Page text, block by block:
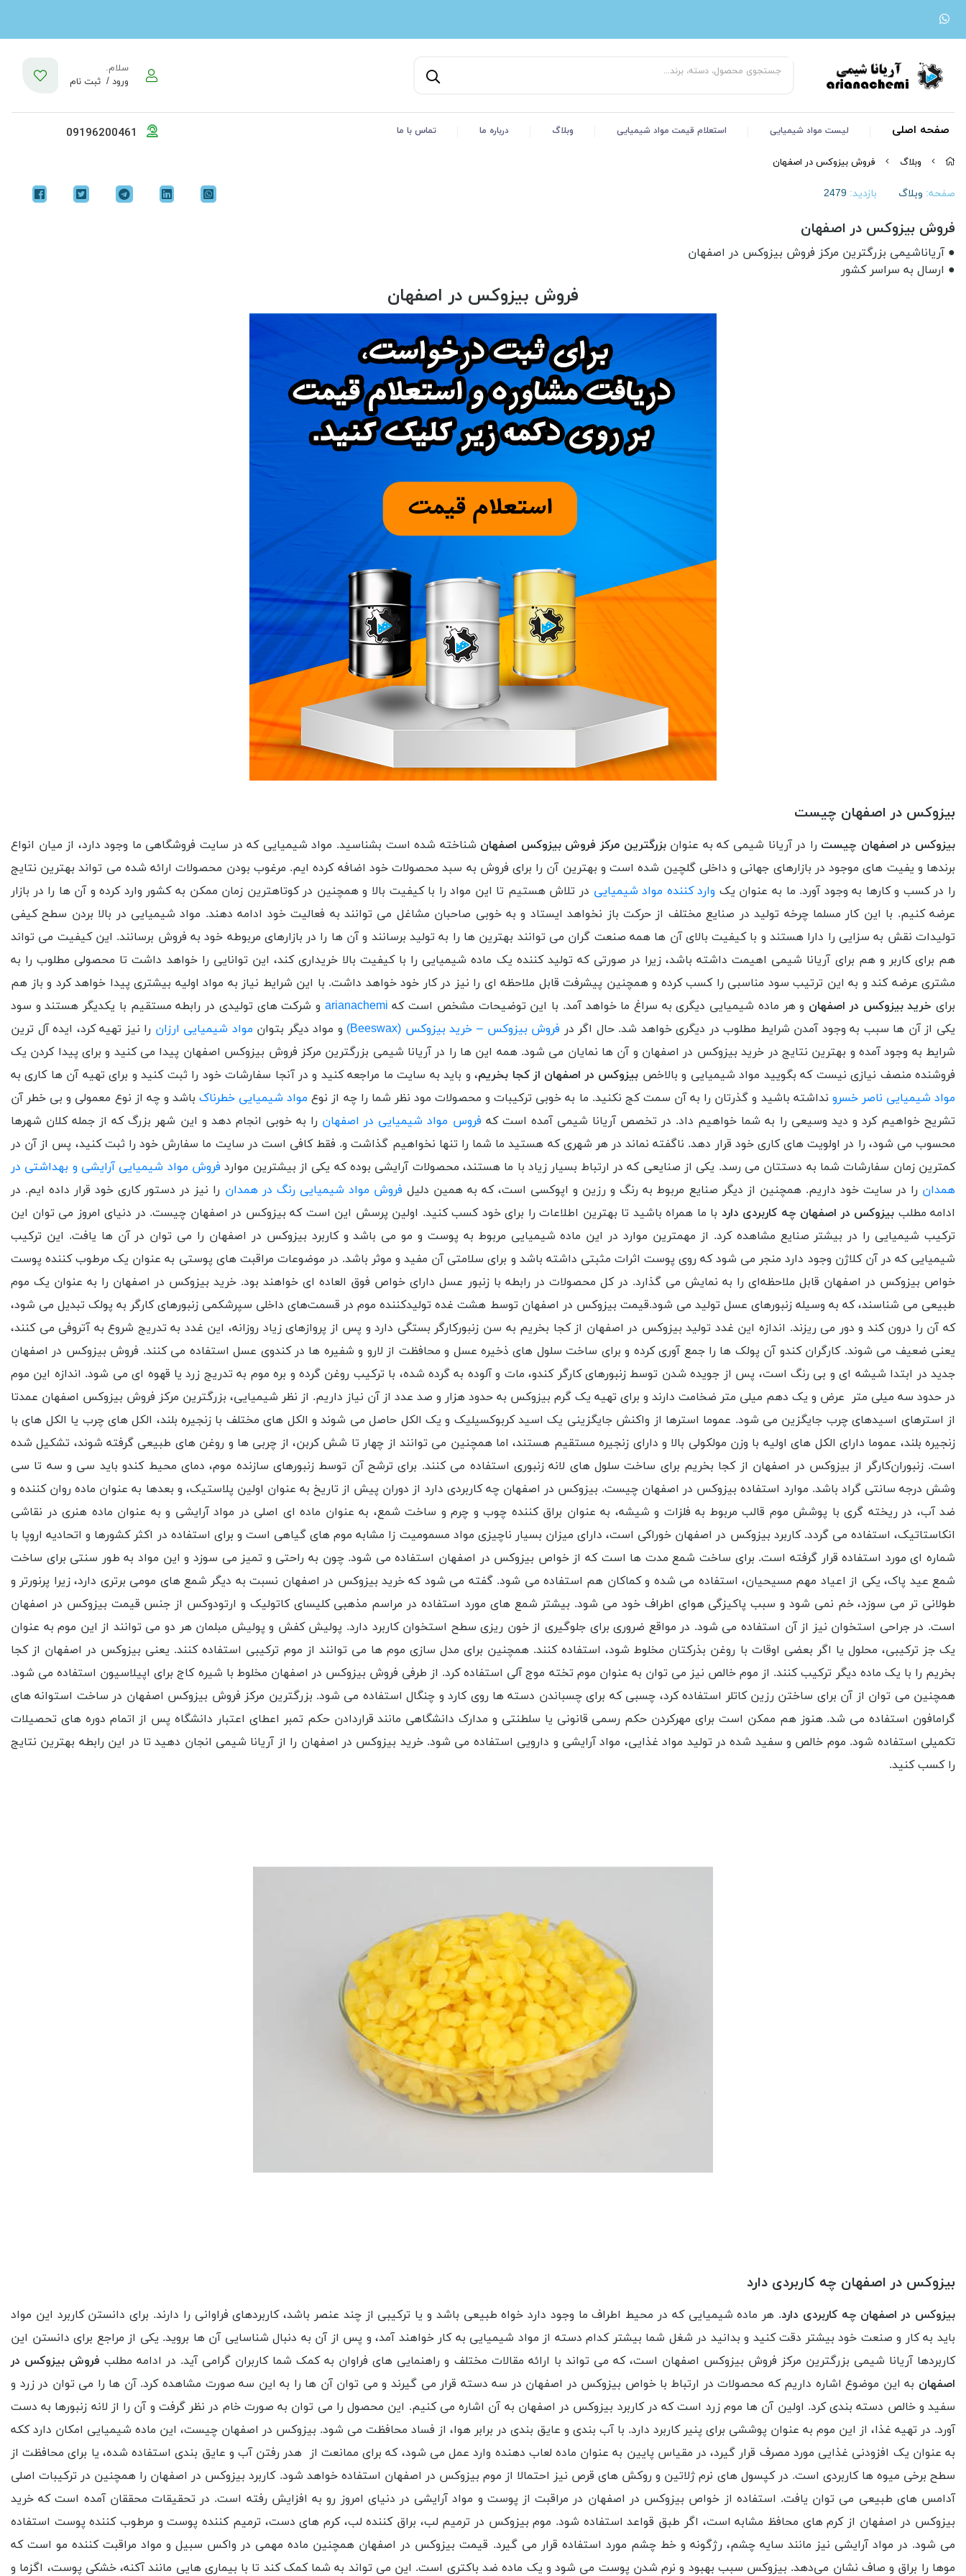
سلام.
ورود / ثبت نام
صفحه اصلی لیست مواد شیمیایی استعلام قیمت مواد شیمیایی وبلاگ درباره ما تماس با ما
وبلاگ فروش بیزوکس در اصفهان
صفحه: وبلاگ بازدید: 2479
فروش بیزوکس در اصفهان
● آریاناشیمی بزرگترین مرکز فروش بیزوکس در اصفهان
● ارسال به سراسر کشور
فروش بیزوکس در اصفهان
بیزوکس در اصفهان چیست
بیزوکس در اصفهان چیست را در آریانا شیمی که به عنوانبزرگترین مرکز فروش بیزوکس اصفهان شناخته شده است بشناسید. مواد شیمیایی که در سایت فروشگاهی ما وجود دارد، از میان انواع
برندها و یفیت های موجود در بازارهای جهانی و داخلی گلچین شده است و بهترین آن را برای فروش به سبد محصولات خود اضافه کرده ایم. مرغوب بودن محصولات ارائه شده می تواند بهترین نتایج
را در کسب و کارها به وجود آورد. ما به عنوان یک وارد کننده مواد شیمیایی در تلاش هستیم تا این مواد را با کیفیت بالا و همچنین در کوتاهترین زمان ممکن به کشور وارد کرده و آن ها را در بازار
عرضه کنیم. با این کار مسلما چرخه تولید در صنایع مختلف از حرکت باز نخواهد ایستاد و به خوبی صاحبان مشاغل می توانند به فعالیت خود ادامه دهند. مواد شیمیایی در بالا بردن سطح کیفی
تولیدات نقش به سزایی را دارا هستند و با کیفیت بالای آن ها همه صنعت گران می توانند بهترین ها را به تولید برسانند و آن ها را در بازارهای مربوطه خود به فروش برسانند. این کیفیت می تواند
هم برای کاربر و هم برای آریانا شیمی اهیمت داشته باشد، زیرا در صورتی که تولید کننده یک ماده شیمیایی را با کیفیت بالا خریداری کند، این توانایی را خواهد داشت تا محصولی مطلوب را به
مشتری عرضه کند و به این ترتیب سود مناسبی را کسب کرده و همچنین پیشرفت قابل ملاحظه ای را نیز در کار خود خواهد داشت. با این شرایط نیاز به مواد اولیه بیشتری پیدا خواهد کرد و باز هم
برایخرید بیزوکس در اصفهان و هر ماده شیمیایی دیگری به سراغ ما خواهد آمد. با این توضیحات مشخص است که arianachemi و شرکت های تولیدی در رابطه مستقیم با یکدیگر هستند و سود
یکی از آن ها سبب به وجود آمدن شرایط مطلوب در دیگری خواهد شد. حال اگر در فروش بیزوکس – خرید بیزوکس (Beeswax) و مواد دیگر بتوان مواد شیمیایی ارزان را نیز تهیه کرد، ایده آل ترین
شرایط به وجود آمده و بهترین نتایج در خرید بیزوکس در اصفهان و آن ها نمایان می شود. همه این ها را در آریانا شیمی بزرگترین مرکز فروش بیزوکس اصفهان پیدا می کنید و برای پیدا کردن یک
فروشنده منصف نیازی نیست که بگویید مواد شیمیایی و بالاخص بیزوکس در اصفهان از کجا بخریم، و باید به سایت ما مراجعه کنید و در آنجا سفارشات خود را ثبت کنید و برای تهیه آن ها کاری به
مواد شیمیایی ناصر خسرو نداشته باشید و گذرتان را به آن سمت کج نکنید. ما به خوبی ترکیبات و محصولات مود نظر شما را چه از نوع مواد شیمیایی خطرناکباشد و چه از نوع معمولی و بی خطر آن
تشریح خواهیم کرد و دید وسیعی را به شما خواهیم داد. در تخصص آریانا شیمی آمده است که فروس مواد شیمیایی در اصفهان را به خوبی انجام دهد و این شهر بزرگ که از جمله کلان شهرها
محسوب می شود، را در اولویت های کاری خود قرار دهد. ناگفته نماند در هر شهری که هستید ما شما را تنها نخواهیم گذاشت و. فقط کافی است در سایت ما سفارش خود را ثبت کنید، پس از آن در
کمترین زمان سفارشات شما به دستتان می رسد. یکی از صنایعی که در ارتباط بسیار زیاد با ما هستند، محصولات آرایشی بوده که یکی از بیشترین موارد فروش مواد شیمیایی آرایشی و بهداشتی در
همدان را در سایت خود داریم. همچنین از دیگر صنایع مربوط به رنگ و رزین و اپوکسی است، که به همین دلیل فروش مواد شیمیایی رنگ در همدان را نیز در دستور کاری خود قرار داده ایم. در
ادامه مطلب بیزوکس در اصفهان چه کاربردی دارد با ما همراه باشید تا بهترین اطلاعات را برای خود کسب کنید. اولین پرسش این است که بیزوکس در اصفهان چیست. در دنیای امروز می توان این
ترکیب شیمیایی را در بیشتر صنایع مشاهده کرد. از مهمترین موارد در این ماده شیمیایی مربوط به پوست و مو می باشد و کاربرد بیزوکس در اصفهان را می توان در آن ها یافت. این ترکیب
شیمیایی که در آن کلاژن وجود دارد منجر می شود که روی پوست اثرات مثبتی داشته باشد و برای سلامتی آن مفید و موثر باشد. در موضوعات مراقبت ‌های پوستی به عنوان یک مرطوب کننده پوست
خواص بیزوکس در اصفهان قابل ملاحظه‌ای را به نمایش می گذارد. در کل محصولات در رابطه با زنبور عسل دارای خواص فوق ‌العاده ای خواهند بود. خرید بیزوکس در اصفهان را به عنوان یک موم
طبیعی می شناسند، که به وسیله زنبورهای‌ عسل تولید می ‌شود.قیمت بیزوکس در اصفهان توسط هشت غده تولیدکننده موم در قسمت‌های داخلی سپرشکمی زنبورهای کارگر به پولک تبدیل می‌ شود،
که آن را درون کند و دور می ‌ریزند. اندازه این غدد تولید بیزوکس در اصفهان از کجا بخریم به سن زنبورکارگر بستگی دارد و پس از پروازهای زیاد روزانه، این غدد به تدریج شروع به آتروفی می ‌کنند،
یعنی ضعیف می ‌شوند. کارگران کندو آن پولک ‌ها را جمع‌ آوری کرده و برای ساخت سلول ‌های ذخیره عسل و محافظت از لارو و شفیره‌ ها در کندوی عسل استفاده می ‌کنند. فروش بیزوکس در اصفهان
جدید در ابتدا شیشه ‌ای و بی ‌رنگ است، پس از جویده شدن توسط زنبورهای کارگر کندو، مات و آلوده به گرده شده، با ترکیب روغن گرده و بره‌ موم به تدریج زرد یا قهوه‌ ای می ‌شود. اندازه این موم
در حدود سه میلی ‌متر عرض و یک دهم میلی ‌متر ضخامت دارند و برای تهیه یک گرم بیزوکس به حدود هزار و صد عدد از آن نیاز داریم. از نظر شیمیایی، بزرگترین مرکز فروش بیزوکس اصفهان عمدتا
از استرهای اسیدهای چرب جایگزین می ‌شود. عموما استرها از واکنش جایگزینی یک اسید کربوکسیلیک و یک الکل حاصل می‌ شوند و الکل‌ های مختلف با زنجیره بلند، الکل ‌های چرب یا الکل‌ های با
زنجیره بلند، عموما دارای الکل‌ های اولیه با وزن مولکولی بالا و دارای زنجیره مستقیم هستند، اما همچنین می ‌توانند از چهار تا شش کربن، از چربی‌ ها و روغن‌ های طبیعی گرفته شوند، تشکیل شده
است. زنبوران‌کارگر از بیزوکس در اصفهان از کجا بخریم برای ساخت سلول‌ های لانه زنبوری استفاده می ‌کنند. برای ترشح آن توسط زنبورهای سازنده موم، دمای محیط کندو باید سی و سه تا سی
وشش درجه سانتی گراد باشد. موارد استفاده بیزوکس در اصفهان چیست. بیزوکس در اصفهان چه کاربردی دارد از دوران پیش از تاریخ به‌ عنوان اولین پلاستیک، و بعدها به‌ عنوان ماده روان ‌کننده و
ضد آب، در ریخته‌ گری با پوشش موم قالب مربوط به فلزات و شیشه، به‌ عنوان براق ‌کننده چوب و چرم و ساخت شمع، به‌ عنوان ماده ‌ای اصلی در مواد آرایشی و به‌ عنوان ماده هنری در نقاشی
انکاستاتیک، استفاده می ‌گردد. کاربرد بیزوکس در اصفهان خوراکی است، دارای میزان بسیار ناچیزی مواد مسمومیت ‌زا مشابه موم‌ های گیاهی است و برای استفاده در اکثر کشورها و اتحادیه اروپا با
شماره ای مورد استفاده قرار گرفته است. برای ساخت شمع مدت ‌ها است که از خواص بیزوکس در اصفهان استفاده می شود. چون به‌ راحتی و تمیز می ‌سوزد و این مواد به طور سنتی برای ساخت
شمع عید پاک، یکی از اعیاد مهم مسیحیان، استفاده می‌ شده‌ و کماکان هم استفاده می‌ شود. گفته می‌ شود که خرید بیزوکس در اصفهان نسبت به دیگر شمع ‌های مومی برتری دارد، زیرا پرنورتر و
طولانی ‌تر می ‌سوزد، خم نمی ‌شود و سبب پاکیزگی هوای اطراف خود می‌ شود. بیشتر شمع ‌های مورد استفاده در مراسم مذهبی کلیسای کاتولیک و ارتودوکس از جنس قیمت بیزوکس در اصفهان
است. در جراحی استخوان نیز از آن استفاده می شود. در مواقع ضروری برای جلوگیری از خون ‌ریزی سطح استخوان کاربرد دارد. پولیش ‌کفش و پولیش ‌مبلمان هر دو می ‌توانند از این موم به ‌عنوان
یک جز ترکیبی، محلول یا اگر بعضی اوقات با روغن بذرکتان مخلوط شود، استفاده کنند. همچنین برای مدل‌ سازی موم‌ ها می‌ توانند از موم ترکیبی استفاده کنند. یعنی بیزوکس در اصفهان از کجا
بخریم را با یک ماده دیگر ترکیب کنند. از موم خالص نیز می ‌توان به عنوان موم تخته موج آلی استفاده کرد. از طرفی فروش بیزوکس در اصفهان مخلوط با شیره کاج برای اپیلاسیون استفاده می ‌شود.
همچنین می ‌توان از آن برای ساختن رزین کاتلر استفاده کرد، چسبی که برای چسباندن دسته ‌ها روی کارد و چنگال استفاده می ‌شود. بزرگترین مرکز فروش بیزوکس اصفهان در ساخت استوانه ‌های
گرامافون استفاده می ‌شد. هنوز هم ممکن است برای مهرکردن حکم رسمی قانونی یا سلطنتی و مدارک دانشگاهی مانند قراردادن حکم تمبر اعطای اعتبار دانشگاه پس از اتمام دوره ‌های تحصیلات
تکمیلی استفاده شود. موم خالص و سفید شده در تولید مواد غذایی، مواد آرایشی و دارویی استفاده می ‌شود. خرید بیزوکس در اصفهان را از آریانا شیمی انجان دهید تا در این رابطه بهترین نتایج
را کسب کنید.
بیزوکس در اصفهان چه کاربردی دارد
بیزوکس در اصفهان چه کاربردی دارد. هر ماده شیمیایی که در محیط اطراف ما وجود دارد خواه طبیعی باشد و یا ترکیبی از چند عنصر باشد، کاربردهای فراوانی را دارند. برای دانستن کاربرد این مواد
باید به کار و صنعت خود بیشتر دقت کنید و بدانید در شغل شما بیشتر کدام دسته از مواد شیمیایی به کار خواهند آمد، و پس از آن به دنبال شناسایی آن ها بروید. یکی از مراجع برای دانستن این
کاربردها آریانا شیمی بزرگترین مرکز فروش بیزوکس اصفهان است، که می تواند با ارائه مقالات مختلف و راهنمایی های فراوان به کمک شما کاربران گرامی آید. در ادامه مطلب فروش بیزوکس در
اصفهان به این موضوع اشاره داریم که محصولات در ارتباط با خواص بیزوکس در اصفهان در سه دسته قرار می گیرند و می توان آن ها را به این سه صورت مشاهده کرد. آن ها را می توان در زرد و
سفید و خالص دسته بندی کرد. اولین آن ها موم زرد است که در کاربرد بیزوکس در اصفهان به آن اشاره می کنیم. این محصول را می توان به صورت خام در نظر گرفت و آن را از لانه زنبورها به دست
آورد. در تهیه غذا، از این موم به عنوان پوششی برای پنیر کاربرد دارد. با آب ‌بندی و عایق‌ بندی در برابر هوا، از فساد محافظت می‌ شود. بیزوکس در اصفهان چیست، این ماده شیمیایی امکان دارد ککه
به ‌عنوان یک افزودنی غذایی مورد مصرف قرار گیرد، در مقیاس پایین به عنوان ماده لعاب دهنده وارد عمل می شود، که برای ممانعت از هدر رفتن آب و عایق ‌بندی استفاده شده، یا برای محافظت از
سطح برخی میوه‌ ها کاربردی است. در کپسول ‌های نرم ژلاتین و روکش‌ های قرص نیز احتمالا از موم بیزوکس در اصفهان استفاده خواهد شود. کاربرد بیزوکس در اصفهان را همچنین در ترکیبات اصلی
آدامس ‌های طبیعی می توان یافت. استفاده از خواص بیزوکس در اصفهان در مراقبت از پوست و مواد آرایشی در دنیای امروز رو به افزایش رفته است. در تحقیقات محققان آمده است که خرید
بیزوکس در اصفهان از کرم ‌های محافظ مشابه است، اگر طبق قواعد استفاده شود. موم بیزوکس در ترمیم لب، براق کننده لب، کرم‌ های دست، ترمیم کننده پوست و مرطوب کننده پوست استفاده
می ‌شود. در مواد آرایشی نیز مانند سایه چشم، رژگونه و خط چشم مورد استفاده قرار می ‌گیرد. قیمت بیزوکس در اصفهان همچنین ماده مهمی در واکس سبیل و مواد مراقبت کننده مو است که
موها را براق و صاف نشان می‌دهد. بیزوکس سبب بهبود و نرم‌ شدن پوست می ‌شود و یک ماده ضد باکتری است. این می ‌تواند به شما کمک کند تا با بیماری ‌هایی مانند آکنه، خشکی پوست، اگزما و